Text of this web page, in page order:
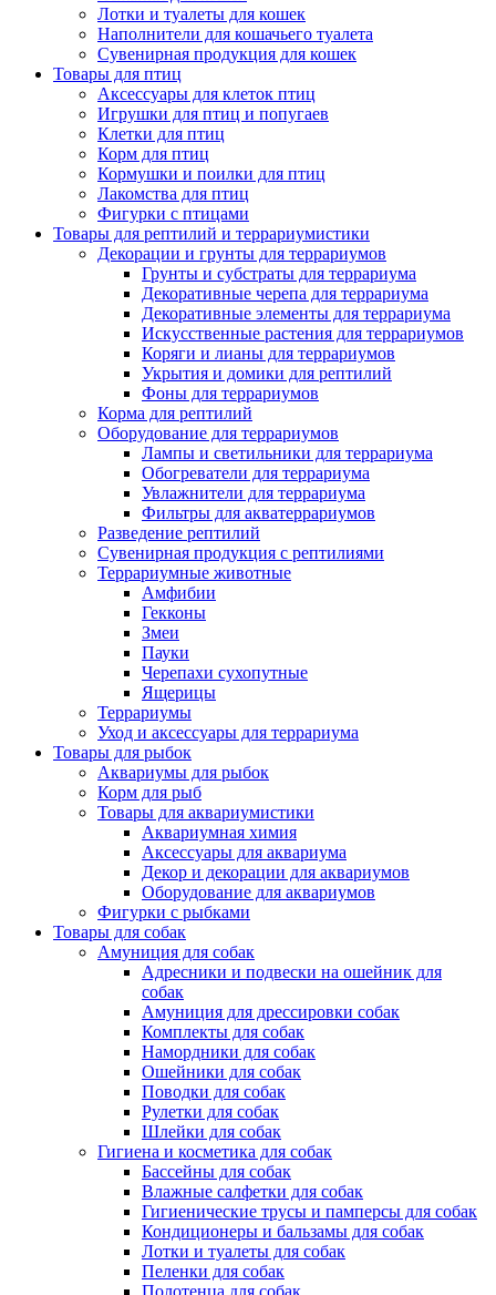
Лотки и туалеты для кошек
Наполнители для кошачьего туалета
Сувенирная продукция для кошек
Товары для птиц
Аксессуары для клеток птиц
Игрушки для птиц и попугаев
Клетки для птиц
Корм для птиц
Кормушки и поилки для птиц
Лакомства для птиц
Фигурки с птицами
Товары для рептилий и террариумистики
Декорации и грунты для террариумов
Грунты и субстраты для террариума
Декоративные черепа для террариума
Декоративные элементы для террариума
Искусственные растения для террариумов
Коряги и лианы для террариумов
Укрытия и домики для рептилий
Фоны для террариумов
Корма для рептилий
Оборудование для террариумов
Лампы и светильники для террариума
Обогреватели для террариума
Увлажнители для террариума
Фильтры для акватеррариумов
Разведение рептилий
Сувенирная продукция с рептилиями
Террариумные животные
Амфибии
Гекконы
Змеи
Пауки
Черепахи сухопутные
Ящерицы
Террариумы
Уход и аксессуары для террариума
Товары для рыбок
Аквариумы для рыбок
Корм для рыб
Товары для аквариумистики
Аквариумная химия
Аксессуары для аквариума
Декор и декорации для аквариумов
Оборудование для аквариумов
Фигурки с рыбками
Товары для собак
Амуниция для собак
Адресники и подвески на ошейник для
собак
Амуниция для дрессировки собак
Комплекты для собак
Намордники для собак
Ошейники для собак
Поводки для собак
Рулетки для собак
Шлейки для собак
Гигиена и косметика для собак
Бассейны для собак
Влажные салфетки для собак
Гигиенические трусы и памперсы для собак
Кондиционеры и бальзамы для собак
Лотки и туалеты для собак
Пеленки для собак
Полотенца для собак